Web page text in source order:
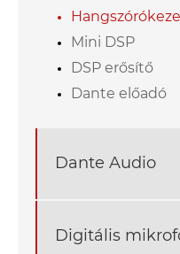
Mini DSP
DSP erősítő
Dante előadó
Dante Audio
Digitális